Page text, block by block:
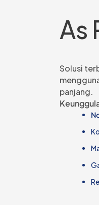
As
Solusi
panjang.